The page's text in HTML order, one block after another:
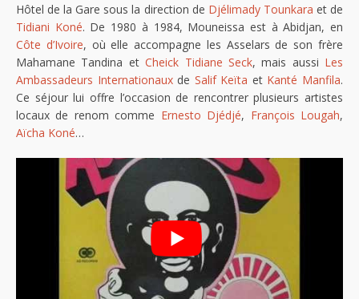
Hôtel de la Gare sous la direction de Djélimady Tounkara et de
Tidiani Koné. De 1980 à 1984, Mouneissa est à Abidjan, en
Côte d’Ivoire, où elle accompagne les Asselars de son frère
Mahamane Tandina etCheick Tidiane Seck, mais aussi Les
Ambassadeurs Internationauxde Salif Keïta et Kanté Manfila.
Ce séjour lui offre l’occasion de rencontrer plusieurs artistes
locaux de renom comme Ernesto Djédjé, François Lougah,
Aïcha Koné…